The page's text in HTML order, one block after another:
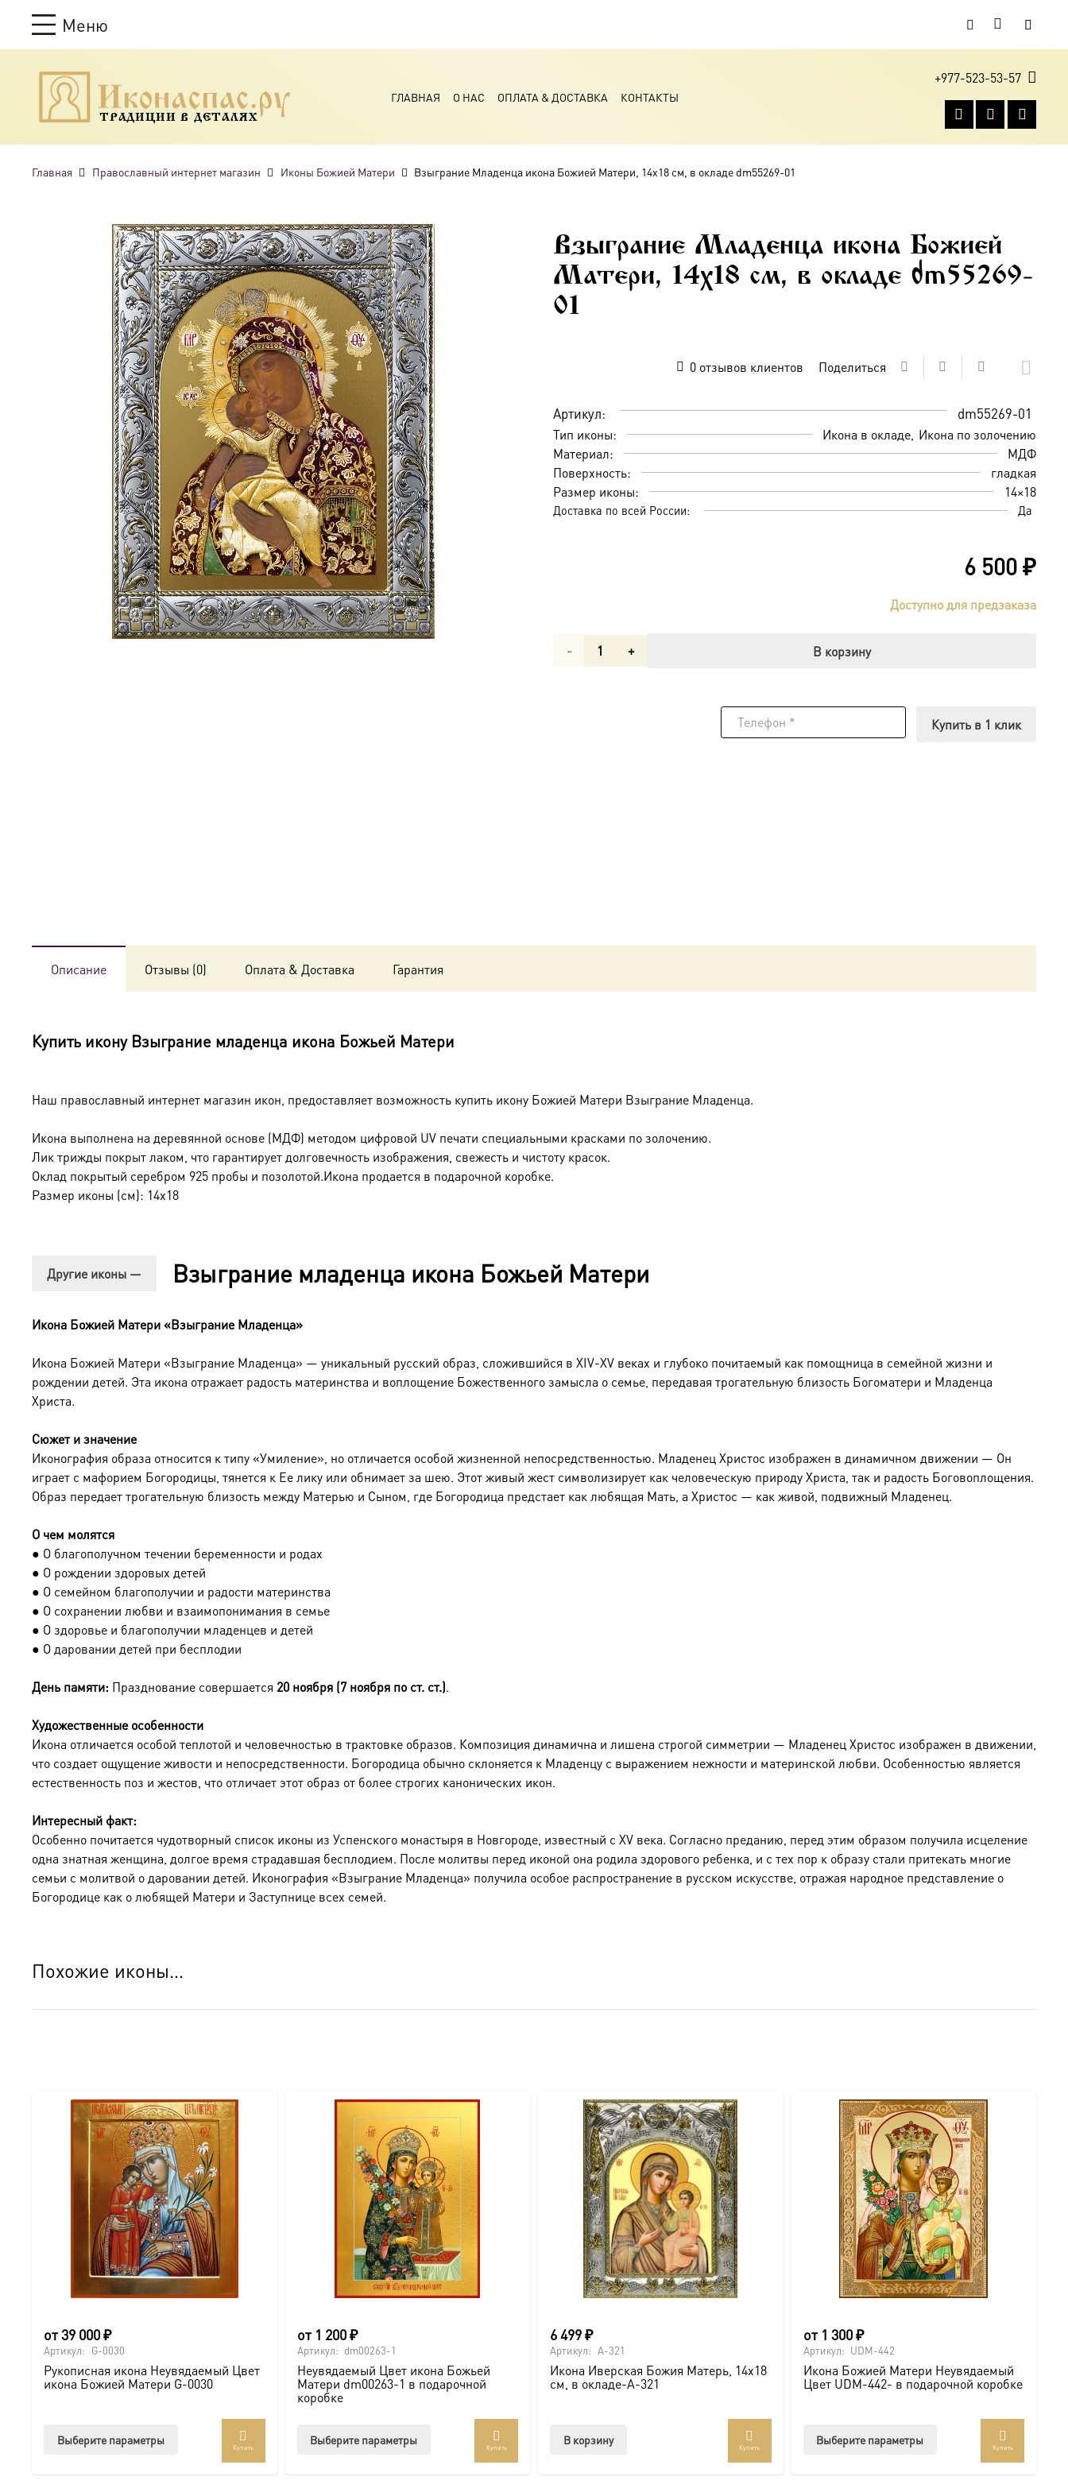
Меню
ТРАДИЦИИ В ДЕТАЛЯХ
ГЛАВНАЯ О НАС ОПЛАТА & ДОСТАВКА КОНТАКТЫ
+977-523-53-57
Главная Православный интернет магазин Иконы Божией Матери Взыграние Младенца икона Божией Матери, 14х18 см, в окладе dm55269-01
Взыграние Младенца икона Божией
Матери, 14х18 см, в окладе dm55269-
01
0отзывов клиентов Поделиться
Артикул: dm55269-01
Тип иконы: Икона в окладе Икона по золочению
Материал:
МДФ
Поверхность:
гладкая
Размер иконы:
14×18
Доставка по всей России: Да
6 500₽
Доступно для предзаказа
Количество
В корзину
Купить в 1 клик
Описание Отзывы (0) Оплата & Доставка Гарантия
Купить икону Взыграние младенца икона Божьей Матери
Наш православный интернет магазин икон, предоставляет возможность купить икону Божией Матери Взыграние Младенца.
Икона выполнена на деревянной основе (МДФ) методом цифровой UV печати специальными красками по золочению.
Лик трижды покрыт лаком, что гарантирует долговечность изображения, свежесть и чистоту красок.
Оклад покрытый серебром 925 пробы и позолотой.Икона продается в подарочной коробке.
Размер иконы (см): 14х18
Другие иконы — Взыграние младенца икона Божьей Матери
Икона Божией Матери «Взыграние Младенца»
Икона Божией Матери «Взыграние Младенца» — уникальный русский образ, сложившийся в XIV-XV веках и глубоко почитаемый как помощница в семейной жизни и
рождении детей. Эта икона отражает радость материнства и воплощение Божественного замысла о семье, передавая трогательную близость Богоматери и Младенца
Христа.
Сюжет и значение
Иконография образа относится к типу «Умиление», но отличается особой жизненной непосредственностью. Младенец Христос изображен в динамичном движении — Он
играет с мафорием Богородицы, тянется к Ее лику или обнимает за шею. Этот живый жест символизирует как человеческую природу Христа, так и радость Боговоплощения.
Образ передает трогательную близость между Матерью и Сыном, где Богородица предстает как любящая Мать, а Христос — как живой, подвижный Младенец.
О чем молятся
● О благополучном течении беременности и родах
● О рождении здоровых детей
● О семейном благополучии и радости материнства
● О сохранении любви и взаимопонимания в семье
● О здоровье и благополучии младенцев и детей
● О даровании детей при бесплодии
День памяти: Празднование совершается 20 ноября (7 ноября по ст. ст.).
Художественные особенности
Икона отличается особой теплотой и человечностью в трактовке образов. Композиция динамична и лишена строгой симметрии — Младенец Христос изображен в движении,
что создает ощущение живости и непосредственности. Богородица обычно склоняется к Младенцу с выражением нежности и материнской любви. Особенностью является
естественность поз и жестов, что отличает этот образ от более строгих канонических икон.
Интересный факт:
Особенно почитается чудотворный список иконы из Успенского монастыря в Новгороде, известный с XV века. Согласно преданию, перед этим образом получила исцеление
одна знатная женщина, долгое время страдавшая бесплодием. После молитвы перед иконой она родила здорового ребенка, и с тех пор к образу стали притекать многие
семьи с молитвой о даровании детей. Иконография «Взыграние Младенца» получила особое распространение в русском искусстве, отражая народное представление о
Богородице как о любящей Матери и Заступнице всех семей.
Похожие иконы…
от39 000₽
Артикул: G-0030
Рукописная икона Неувядаемый Цвет
икона Божией Матери G-0030
Выберите параметры
Купить
от 1 200₽
Артикул: dm00263-1
Неувядаемый Цвет икона Божьей
Матери dm00263-1 в подарочной
коробке
Выберите параметры
Купить
6 499₽
Артикул: A-321
Икона Иверская Божия Матерь, 14х18
см, в окладе-A-321
В корзину
Купить
от 1 300₽
Артикул: UDM-442
Икона Божией Матери Неувядаемый
Цвет UDM-442- в подарочной коробке
Выберите параметры
Купить